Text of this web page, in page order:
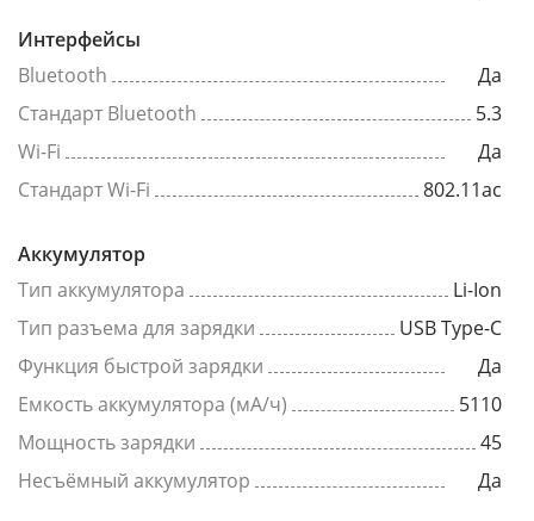
Интерфейсы
Bluetooth
Да
Стандарт Bluetooth
5.3
Wi-Fi
Да
Стандарт Wi-Fi
802.11ac
Аккумулятор
Тип аккумулятора
Li-Ion
Тип разъема для зарядки
USB Type-C
Функция быстрой зарядки
Да
Емкость аккумулятора (мА/ч)
5110
Мощность зарядки
45
Несъёмный аккумулятор
Да